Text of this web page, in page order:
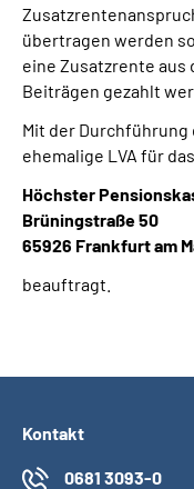
übertragen werden
eine Zusatzrente aus
Beiträgen gezahlt
Mit der Durchführung
ehemalige LVA für
Höchster
Brüningstraße 50
65926 Frankfurt am
beauftragt.
Kontakt
0681 3093-0